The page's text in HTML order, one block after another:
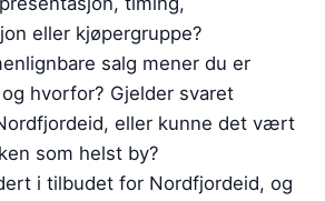
eller kjøpergruppe?
salg mener du er
hvorfor? Gjelder svaret
eller kunne det vært
som helst by?
i tilbudet for Nordfjordeid, og